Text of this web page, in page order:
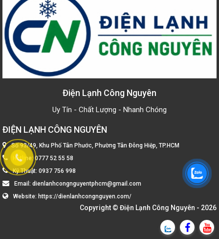
Điện Lạnh Công Nguyên
Uy Tín - Chất Lượng - Nhanh Chóng
ĐIỆN LẠNH CÔNG NGUYÊN
Số 93/49, Khu Phố Tân Phước, Phường Tân Đông Hiệp, TP.HCM
Hotline:0777 52 55 58
Kỹ Thuật: 0937 756 998
Email: dienlanhcongnguyentphcm@gmail.com
Website: https://dienlanhcongnguyen.com/
Copyright © Điện Lạnh Công Nguyên - 2026